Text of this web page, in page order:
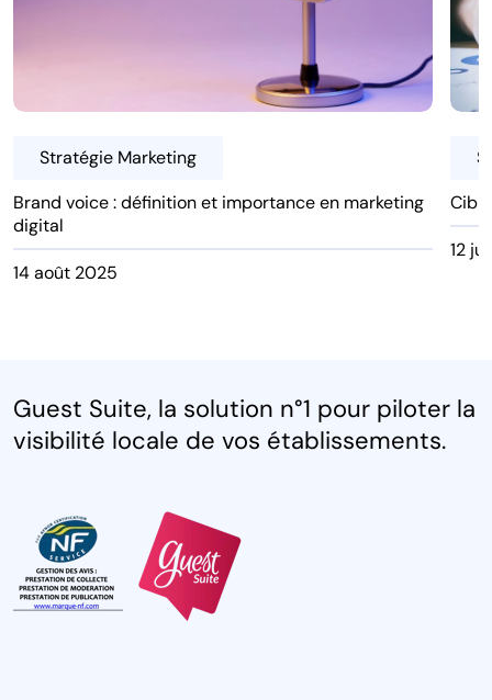
Stratégie Marketing
Brand voice : définition et importance en marketing
digital
14 août 2025
12
Guest Suite, la solution n°1 pour piloter la
visibilité locale de vos établissements.